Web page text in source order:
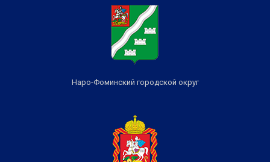
Наро-Фоминский городской округ